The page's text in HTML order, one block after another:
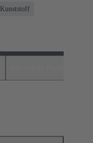
Kunststoff